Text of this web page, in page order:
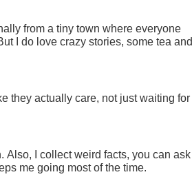
from a tiny town where everyone
I do love crazy stories, some tea and
they actually care, not just waiting for
Also, I collect weird facts, you can ask
me going most of the time.